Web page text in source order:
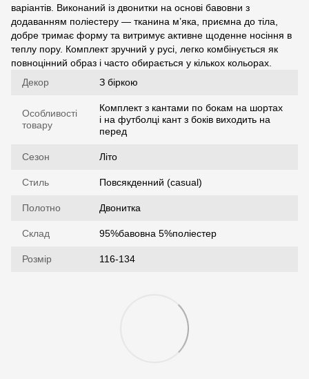
варіантів. Виконаний із двонитки на основі бавовни з
додаванням поліестеру — тканина м’яка, приємна до тіла,
добре тримає форму та витримує активне щоденне носіння в
теплу пору. Комплект зручний у русі, легко комбінується як
повноцінний образ і часто обирається у кількох кольорах.
Декор
З біркою
Особливості
товару
Комплект з кантами по бокам на шортах
і на футболці кант з боків виходить на
перед
Сезон Літо
Стиль Повсякденний (casual)
Полотно Двонитка
Склад 95%бавовна 5%поліестер
Розмір 116-134